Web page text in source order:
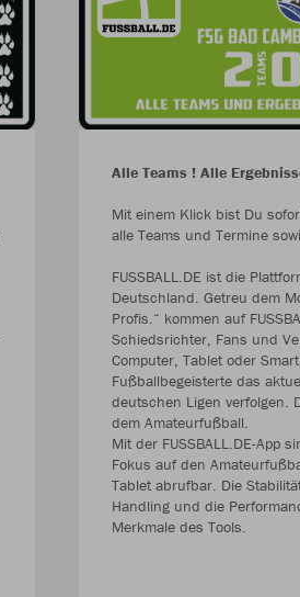
Alle Teams ! Alle
Mit einem Klick bist Du
alle Teams und Termine
FUSSBALL.DE ist die
Deutschland. Getreu dem
Profis.“ kommen auf
Schiedsrichter, Fans und
Computer, Tablet oder
Fußballbegeisterte das
deutschen Ligen verfolgen.
dem Amateurfußball.
Mit der FUSSBALL.DE-App
Fokus auf den
Tablet abrufbar. Die
Handling und die
Merkmale des Tools.